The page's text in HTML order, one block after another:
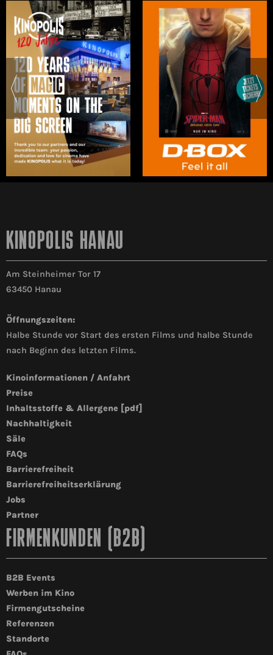
KINOPOLIS HANAU
Am Steinheimer Tor 17
63450 Hanau
Öffnungszeiten:
Halbe Stunde vor Start des ersten Films und halbe Stunde
nach Beginn des letzten Films.
Kinoinformationen / Anfahrt
Preise
Inhaltsstoffe & Allergene [pdf]
Nachhaltigkeit
Säle
FAQs
Barrierefreiheit
Barrierefreiheitserklärung
Jobs
Partner
FIRMENKUNDEN (B2B)
B2B Events
Werben im Kino
Firmengutscheine
Referenzen
Standorte